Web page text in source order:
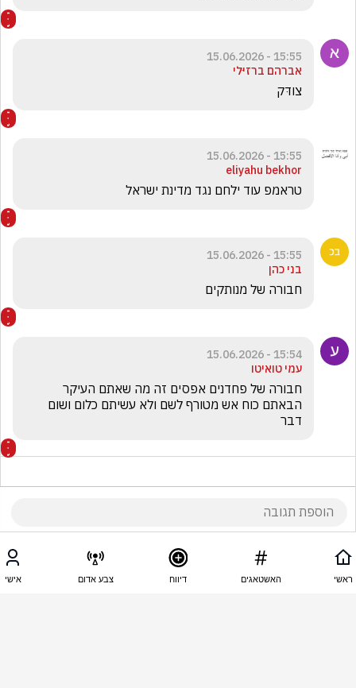
15:55 - 15.06.2026
אברהם ברזיּלי
צודּק
15:55 - 15.06.2026
eliyahu bekhor
טראמפ עוד ילחם נגד מדינת ישראל
15:55 - 15.06.2026
בני כהן
חבורה של מנותקים
15:54 - 15.06.2026
עמי טואיטו
דבר
אלוהים יתברך ישלם לכם ראשי האשטאגים דיווח צבע אדום אישי